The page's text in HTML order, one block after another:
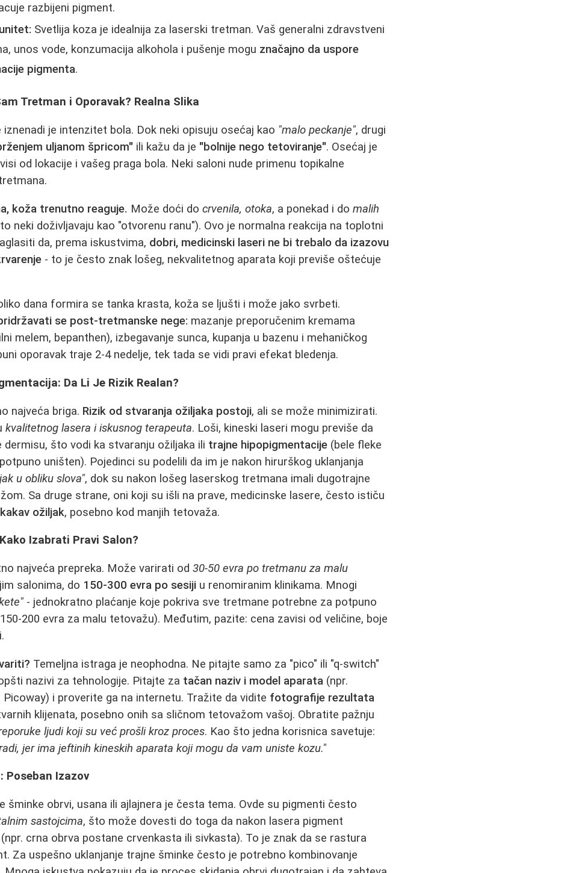
razbijeni pigment.
Svetlija koza je idealnija za laserski tretman. Vaš generalni zdravstveni
unos vode, konzumacija alkohola i pušenje mogu značajno da uspore
pigmenta.
Tretman i Oporavak? Realna Slika
je intenzitet bola. Dok neki opisuju osećaj kao "malo peckanje", drugi
uljanom špricom" ili kažu da je "bolnije nego tetoviranje". Osećaj je
od lokacije i vašeg praga bola. Neki saloni nude primenu topikalne
koža trenutno reaguje. Može doći docrvenila, otoka, a ponekad i domalih
neki doživljavaju kao "otvorenu ranu"). Ovo je normalna reakcija na toplotni
da, prema iskustvima, dobri, medicinski laseri ne bi trebalo da izazovu
- to je često znak lošeg, nekvalitetnog aparata koji previše oštećuje
dana formira se tanka krasta, koža se ljušti i može jako svrbeti.
se post-tretmanske nege: mazanje preporučenim kremama
melem, bepanthen), izbegavanje sunca, kupanja u bazenu i mehaničkog
oporavak traje 2-4 nedelje, tek tada se vidi pravi efekat bledenja.
Da Li Je Rizik Realan?
najveća briga. Rizik od stvaranja ožiljaka postoji, ali se može minimizirati.
kvalitetnog lasera i iskusnog terapeuta. Loši, kineski laseri mogu previše da
što vodi ka stvaranju ožiljaka ili trajne hipopigmentacije (bele fleke
uništen). Pojedinci su podelili da im je nakon hirurškog uklanjanja
u obliku slova", dok su nakon lošeg laserskog tretmana imali dugotrajne
Sa druge strane, oni koji su išli na prave, medicinske lasere, često ističu
ožiljak, posebno kod manjih tetovaža.
Izabrati Pravi Salon?
najveća prepreka. Može varirati od30-50 evra po tretmanu za malu
salonima, do 150-300 evra po sesiji u renomiranim klinikama. Mnogi
- jednokratno plaćanje koje pokriva sve tretmane potrebne za potpuno
200 evra za malu tetovažu). Međutim, pazite: cena zavisi od veličine, boje
Temeljna istraga je neophodna. Ne pitajte samo za "pico" ili "q-switch"
nazivi za tehnologije. Pitajte za tačan naziv i model aparata (npr.
Picoway) i proverite ga na internetu. Tražite da vidite fotografije rezultata
klijenata, posebno onih sa sličnom tetovažom vašoj. Obratite pažnju
ljudi koji su već prošli kroz proces. Kao što jedna korisnica savetuje:
jer ima jeftinih kineskih aparata koji mogu da vam uniste kozu."
Poseban Izazov
šminke obrvi, usana ili ajlajnera je česta tema. Ovde su pigmenti često
sastojcima, što može dovesti do toga da nakon lasera pigment
(npr. crna obrva postane crvenkasta ili sivkasta). To je znak da se rastura
Za uspešno uklanjanje trajne šminke često je potrebno kombinovanje